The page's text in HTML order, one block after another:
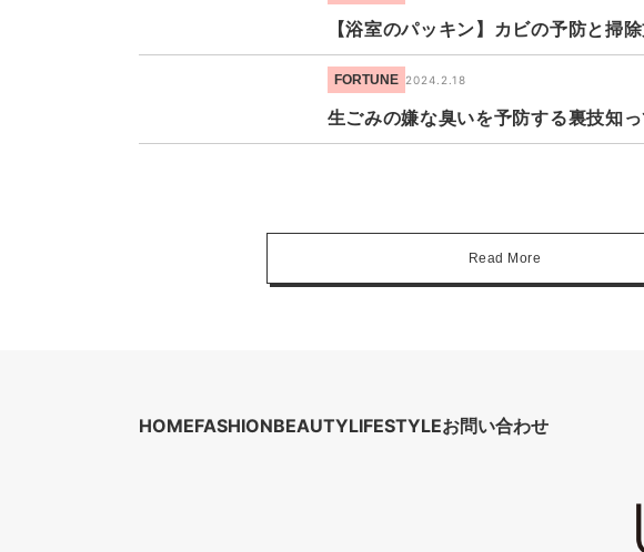
【浴室のパッキン】カビの予防と掃
FORTUNE 2024.2.18
生ごみの嫌な臭いを予防する裏技知っ
Read More
HOMEFASHIONBEAUTYLIFESTYLEお問い合わせ